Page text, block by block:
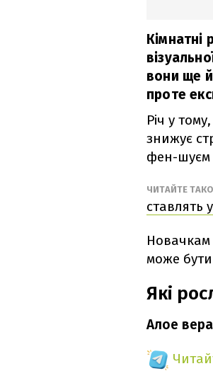
Кімнатні
вони ще
проте
Річ у
знижує
фен-шуєм
ЧИТАЙТЕ
ставлять
Новачкам
може бути
Які
Алое вера